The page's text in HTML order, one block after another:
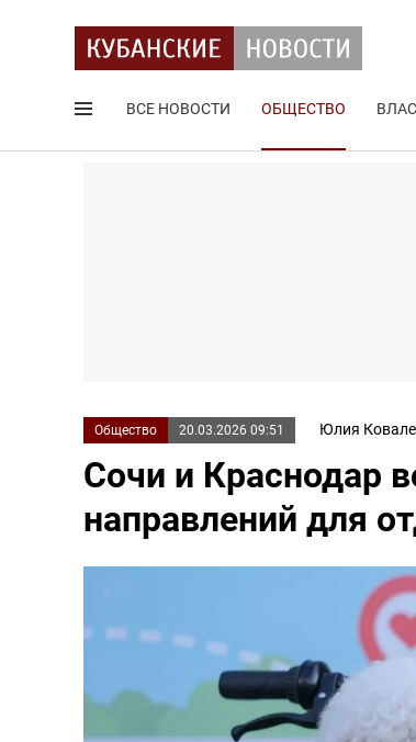
ВСЕ НОВОСТИ ОБЩЕСТВО
Общество 20.03.2026 09:51 Юлия
Сочи и Краснодар
направлений для